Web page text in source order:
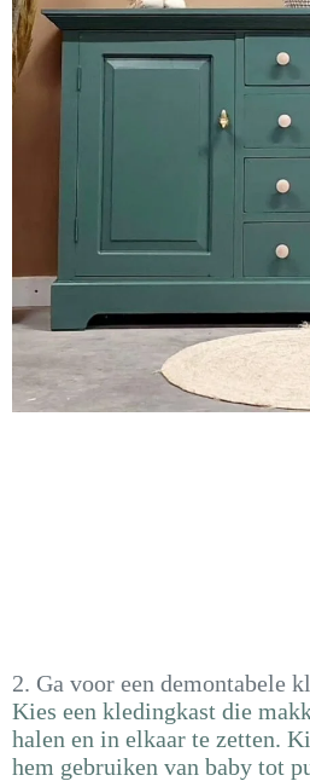
2. Ga voor een demontabele
Kies een kledingkast die
halen en in elkaar te zetten.
hem gebruiken van baby tot